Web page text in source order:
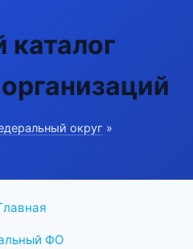
каталог
округ »
ФО